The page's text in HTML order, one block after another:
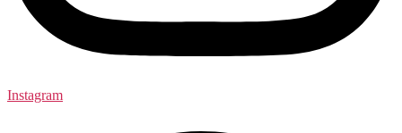
Instagram